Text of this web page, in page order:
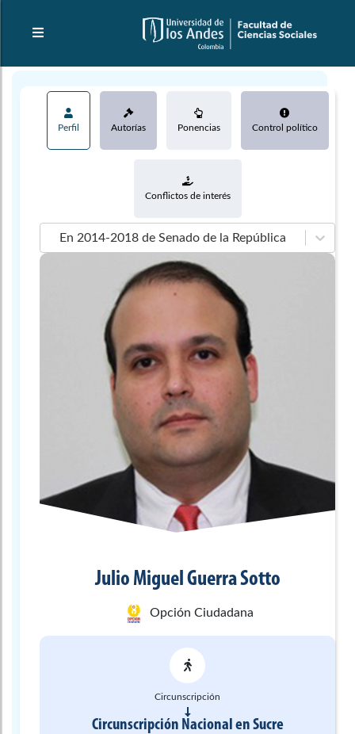
Perfil Autorías Ponencias Control político
Conflictos de interés
En 2014-2018 de Senado de la República
Julio MiguelGuerra Sotto
Opción Ciudadana
Circunscripción
Circunscripción Nacional enSucre